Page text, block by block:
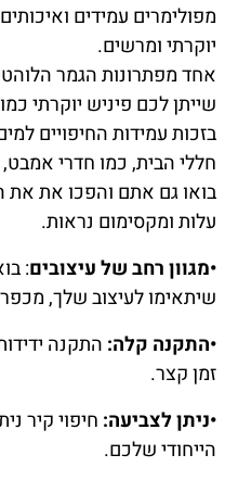
מפולימרים עמידים
יוקרתי ומרשים.
אחד מפתרונות הגמר
שייתן לכם פיניש יוקרתי
בזכות עמידות החיפויים
חללי הבית, כמו חדרי
בואו גם אתם והפכו את את
עלות ומקסימום נראות.
•מגוון רחב של עיצובים:
שיתאימו לעיצוב שלך,
•התקנה קלה:
זמן קצר.
•ניתן לצביעה: חיפוי קיר
הייחודי שלכם.